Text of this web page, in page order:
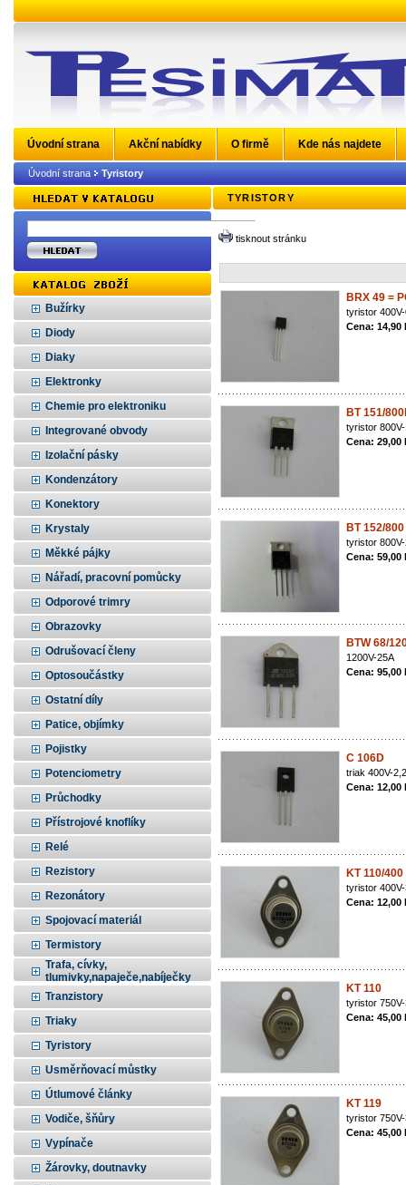
Úvodní strana Akční nabídky O firmě Kde nás najdete
Úvodní strana Tyristory
Bužírky
Diody
Diaky
Elektronky
Chemie pro elektroniku
Integrované obvody
Izolační pásky
Kondenzátory
Konektory
Krystaly
Měkké pájky
Nářadí, pracovní pomůcky
Odporové trimry
Obrazovky
Odrušovací členy
Optosoučástky
Ostatní díly
Patice, objímky
Pojistky
Potenciometry
Průchodky
Přístrojové knoflíky
Relé
Rezistory
Rezonátory
Spojovací materiál
Termistory
Trafa, cívky,
tlumivky,napaječe,nabíječky
Tranzistory
Triaky
Tyristory
Usměrňovací můstky
Útlumové články
Vodiče, šňůry
Vypínače
Žárovky, doutnavky
TYRISTORY
tisknout stránku
BRX 49 =
tyristor
Cena: 14,90
BT 151/
tyristor
Cena: 29,00
BT 152/800
tyristor
Cena: 59,00
BTW 68/
1200V-25A
Cena: 95,00
C 106D
triak 400V-
Cena: 12,00
KT 110/400
tyristor
Cena: 12,00
KT 110
tyristor
Cena: 45,00
KT 119
tyristor
Cena: 45,00